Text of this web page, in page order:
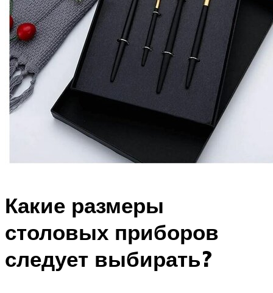
Какие размеры
столовых приборов
следует выбирать?